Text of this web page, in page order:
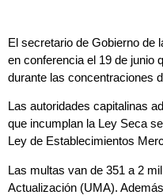
El secretario de Gobierno de
en conferencia el 19 de junio
durante las concentraciones
Las autoridades capitalinas
que incumplan la Ley Seca
Ley de Establecimientos
Las multas van de 351 a 2
Actualización (UMA).